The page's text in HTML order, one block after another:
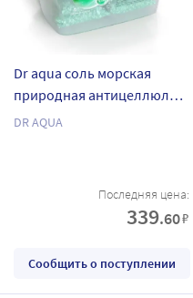
Dr aqua соль морская
природная антицеллюлит
de-tox spa expert 1,8 кг
DR AQUA
Последняя цена:
339.60₽
Сообщить о поступлении